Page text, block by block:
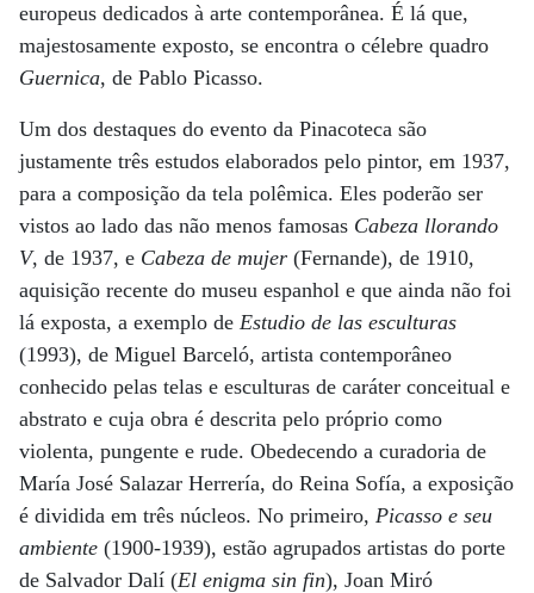
europeus dedicados à arte contemporânea. É lá que,
majestosamente exposto, se encontra o célebre quadro
Guernica, de Pablo Picasso.
Um dos destaques do evento da Pinacoteca são
justamente três estudos elaborados pelo pintor, em 1937,
para a composição da tela polêmica. Eles poderão ser
vistos ao lado das não menos famosas Cabeza llorando
V, de 1937, e Cabeza de mujer (Fernande), de 1910,
aquisição recente do museu espanhol e que ainda não foi
lá exposta, a exemplo de Estudio de las esculturas
(1993), de Miguel Barceló, artista contemporâneo
conhecido pelas telas e esculturas de caráter conceitual e
abstrato e cuja obra é descrita pelo próprio como
violenta, pungente e rude. Obedecendo a curadoria de
María José Salazar Herrería, do Reina Sofía, a exposição
é dividida em três núcleos. No primeiro, Picasso e seu
ambiente (1900-1939), estão agrupados artistas do porte
de Salvador Dalí (El enigma sin fin), Joan Miró